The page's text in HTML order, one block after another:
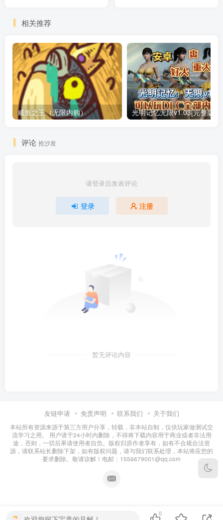
相关推荐
咸鱼之王（无限内购）
评论 抢沙发
请登录后发表评论
登录 注册
暂无评论内容
友链申请 免责声明 联系我们 关于我们
本站所有资源来源于第三方用户分享，转载，非本站自制，仅供玩家做测试交
流学习之用。 用户请于24小时内删除，不得将下载内容用于商业或者非法用
途，否则，一切后果请使用者自负。版权归原作者享有，如有不合规合法资
源，请联系站长删除下架，如有版权问题，请与我们联系处理，本站将应您的
要求删除。敬请谅解！电邮：1556679001@qq.com
0